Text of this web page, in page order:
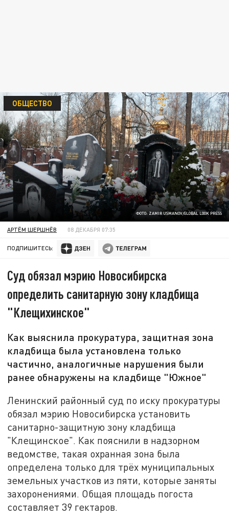
ФОТО: ZAMIR USMANOV/GLOBAL LOOK PRESS
ОБЩЕСТВО
АРТЁМ ШЕРШНЁВ 08 ДЕКАБРЯ 07:35
ПОДПИШИТЕСЬ:
Суд обязал мэрию Новосибирска
определить санитарную зону кладбища
"Клещихинское"
Как выяснила прокуратура, защитная зона
кладбища была установлена только
частично, аналогичные нарушения были
ранее обнаружены на кладбище "Южное"
Ленинский районный суд по иску прокуратуры
обязал мэрию Новосибирска установить
санитарно-защитную зону кладбища
"Клещинское". Как пояснили в надзорном
ведомстве, такая охранная зона была
определена только для трёх муниципальных
земельных участков из пяти, которые заняты
захоронениями. Общая площадь погоста
составляет 39 гектаров.